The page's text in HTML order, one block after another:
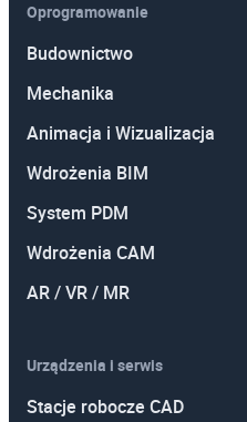
Oprogramowanie
Budownictwo
Mechanika
Animacja i Wizualizacja
Wdrożenia BIM
System PDM
Wdrożenia CAM
AR / VR / MR
Urządzenia i serwis
Stacje robocze CAD